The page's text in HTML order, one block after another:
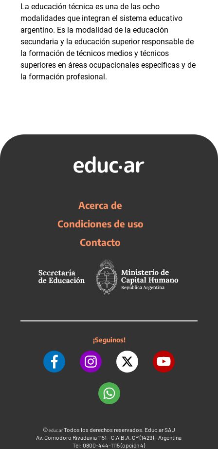
La educación técnica es una de las ocho
modalidades que integran el sistema educativo
argentino. Es la modalidad de la educación
secundaria y la educación superior responsable de
la formación de técnicos medios y técnicos
superiores en áreas ocupacionales específicas y de
la formación profesional.
Acerca de
Condiciones de uso
Contacto
¡Seguinos!
©educ.arTodos los derechos reservados. Educ.ar SAU
Av. Comodoro Rivadavia 1151 - C.A.B.A. CP (1429) - Argentina
Tel: 0800-444-1115 (opción 4)